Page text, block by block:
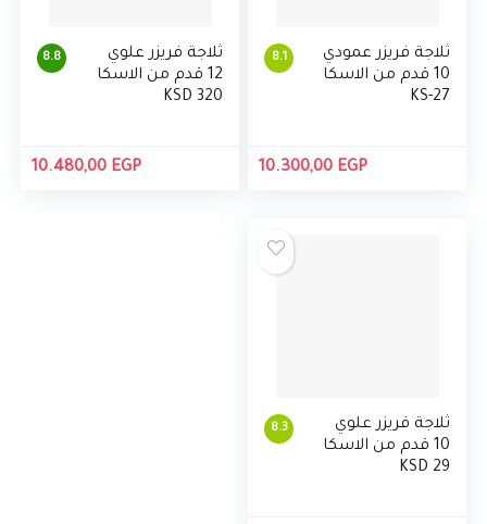
8.1
ثلاجة فريزر عمودي
10 قدم من الاسكا
KS-27
10.300,00 EGP
8.8
ثلاجة فريزر علوي
12 قدم من الاسكا
KSD 320
10.480,00 EGP
8.3
ثلاجة فريزر علوي
10 قدم من الاسكا
KSD 29